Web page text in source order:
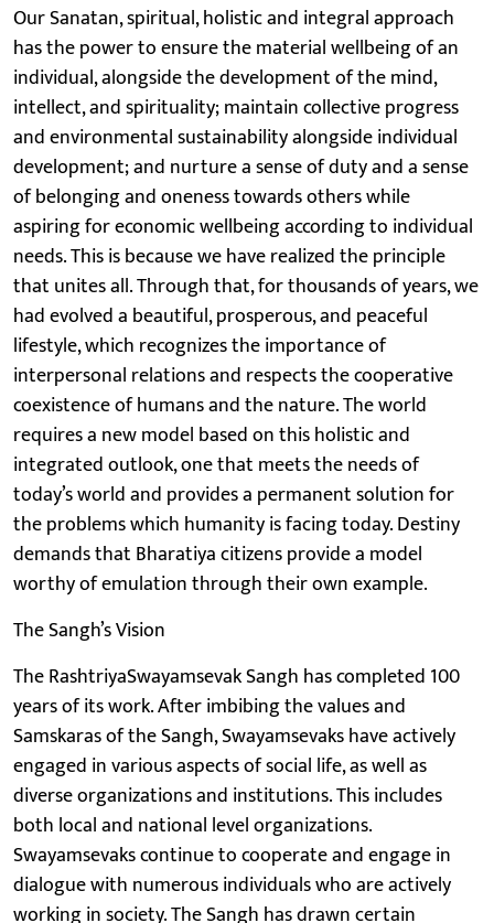
Our Sanatan, spiritual, holistic and integral approach
has the power to ensure the material wellbeing of an
individual, alongside the development of the mind,
intellect, and spirituality; maintain collective progress
and environmental sustainability alongside individual
development; and nurture a sense of duty and a sense
of belonging and oneness towards others while
aspiring for economic wellbeing according to individual
needs. This is because we have realized the principle
that unites all. Through that, for thousands of years, we
had evolved a beautiful, prosperous, and peaceful
lifestyle, which recognizes the importance of
interpersonal relations and respects the cooperative
coexistence of humans and the nature. The world
requires a new model based on this holistic and
integrated outlook, one that meets the needs of
today’s world and provides a permanent solution for
the problems which humanity is facing today. Destiny
demands that Bharatiya citizens provide a model
worthy of emulation through their own example.
The Sangh’s Vision
The RashtriyaSwayamsevak Sangh has completed 100
years of its work. After imbibing the values and
Samskaras of the Sangh, Swayamsevaks have actively
engaged in various aspects of social life, as well as
diverse organizations and institutions. This includes
both local and national level organizations.
Swayamsevaks continue to cooperate and engage in
dialogue with numerous individuals who are actively
working in society. The Sangh has drawn certain